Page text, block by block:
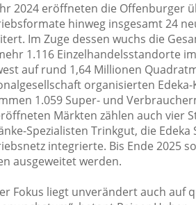
2024 eröffneten die Offenburger
hinweg insgesamt 24
Im Zuge dessen wuchs die
1.116 Einzelhandelsstandorte
auf rund 1,64 Millionen
organisierten
1.059 Super- und
Märkten zählen auch vier
Spezialisten Trinkgut, die Edeka
integrierte. Bis Ende 2025
ausgeweitet werden.
Fokus liegt unverändert auch auf